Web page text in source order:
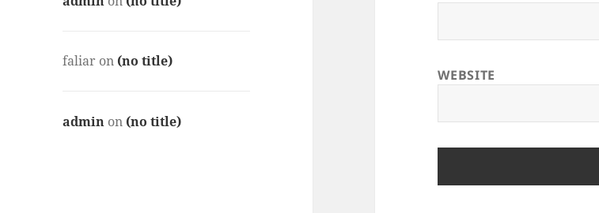
faliar on (no title)
admin on (no title)
WEBSITE